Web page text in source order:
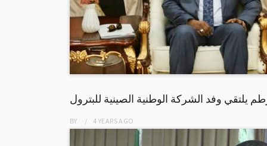
يلتقي وفد الشركة الوطنية الصينية للبترول
BY 4 YEARSAGO